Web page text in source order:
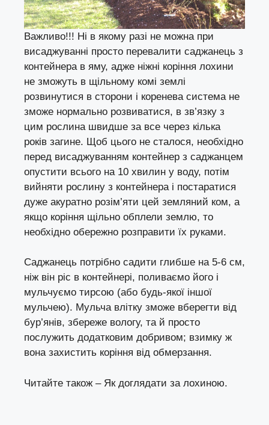
Важливо!!! Ні в якому разі не можна при
висаджуванні просто перевалити саджанець з
контейнера в яму, адже ніжні коріння лохини
не зможуть в щільному комі землі
розвинутися в сторони і коренева система не
зможе нормально розвиватися, в зв’язку з
цим рослина швидше за все через кілька
років загине. Щоб цього не сталося, необхідно
перед висаджуванням контейнер з саджанцем
опустити всього на 10 хвилин у воду, потім
вийняти рослину з контейнера і постаратися
дуже акуратно розім’яти цей земляний ком, а
якщо коріння щільно обплели землю, то
необхідно обережно розправити їх руками.
Саджанець потрібно садити глибше на 5-6 см,
ніж він ріс в контейнері, поливаємо його і
мульчуємо тирсою (або будь-якої іншої
мульчею). Мульча влітку зможе вберегти від
бур’янів, збереже вологу, та й просто
послужить додатковим добривом; взимку ж
вона захистить коріння від обмерзання.
Читайте також – Як доглядати за лохиною.